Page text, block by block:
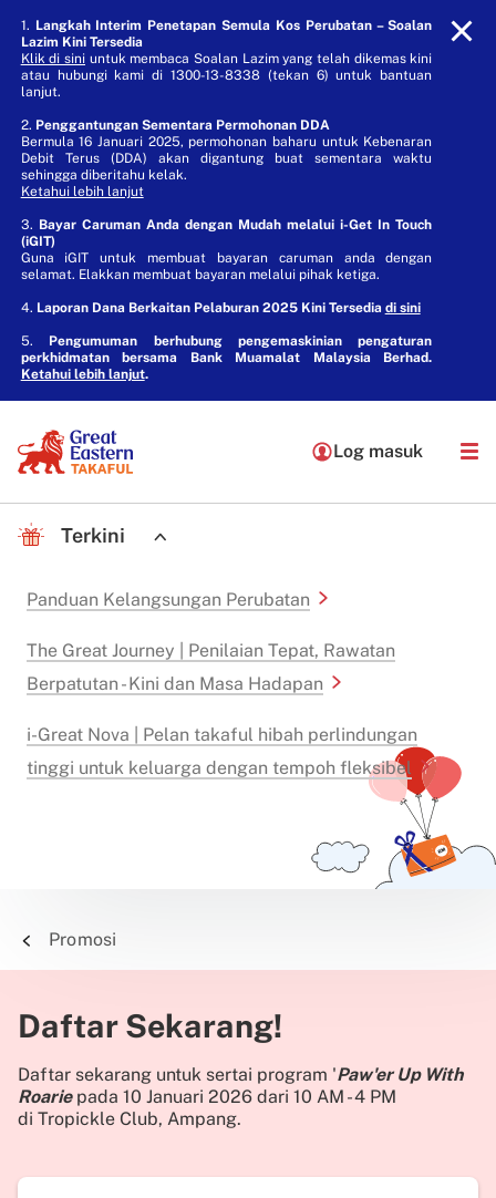
1. Langkah Interim Penetapan Semula Kos Perubatan – Soalan
Lazim Kini Tersedia
Klik di sini untuk membaca Soalan Lazim yang telah dikemas kini
atau hubungi kami di 1300-13-8338 (tekan 6) untuk bantuan
lanjut.
2. Penggantungan Sementara Permohonan DDA
Bermula 16 Januari 2025, permohonan baharu untuk Kebenaran
Debit Terus (DDA) akan digantung buat sementara waktu
sehingga diberitahu kelak.
Ketahui lebih lanjut
3. Bayar Caruman Anda dengan Mudah melalui i-Get In Touch
(iGIT)
Guna iGIT untuk membuat bayaran caruman anda dengan
selamat. Elakkan membuat bayaran melalui pihak ketiga.
4. Laporan Dana Berkaitan Pelaburan 2025 Kini Tersedia di sini
5. Pengumuman berhubung pengemaskinian pengaturan
perkhidmatan bersama Bank Muamalat Malaysia Berhad.
Ketahui lebih lanjut.
Log masuk
Terkini
Panduan Kelangsungan Perubatan
The Great Journey | Penilaian Tepat, Rawatan
Berpatutan - Kini dan Masa Hadapan
i-Great Nova | Pelan takaful hibah perlindungan
tinggi untuk keluarga dengan tempoh fleksibel
Promosi
Daftar Sekarang!
Daftar sekarang untuk sertai program 'Paw'er Up With
Roariepada 10 Januari 2026 dari 10 AM - 4 PM
di Tropickle Club, Ampang.